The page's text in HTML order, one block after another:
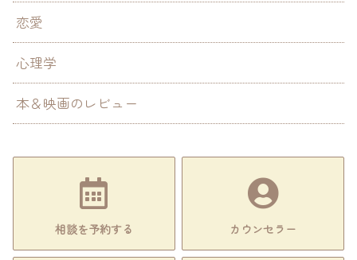
恋愛
心理学
本＆映画のレビュー
相談を予約する カウンセラー